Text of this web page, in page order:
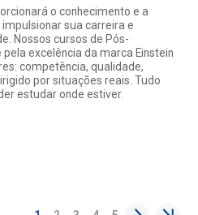
o conhecimento e a
sua carreira e
Nossos cursos de Pós-
excelência da marca Einstein
competência, qualidade,
por situações reais. Tudo
estudar onde estiver.